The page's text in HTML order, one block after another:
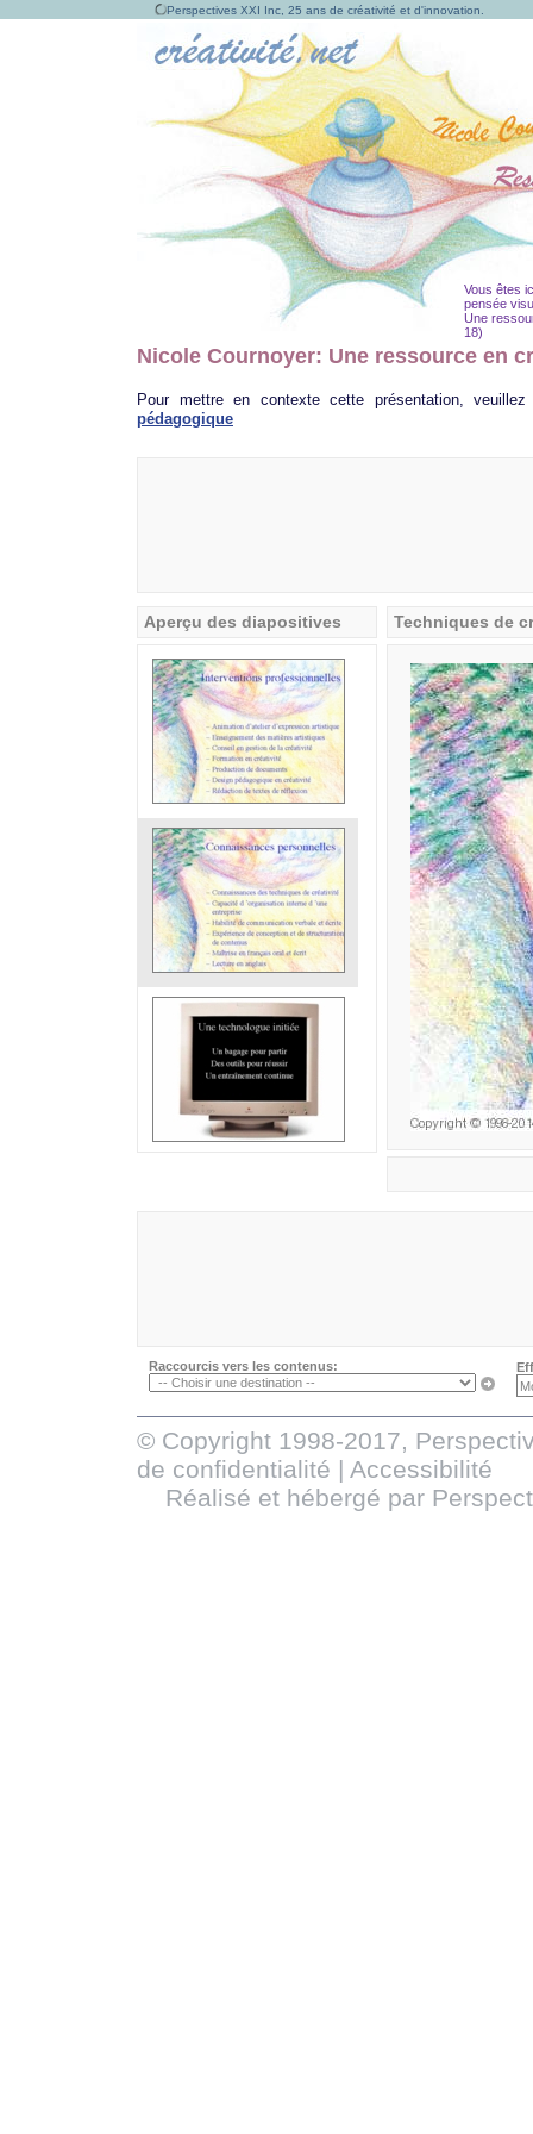
Perspectives XXI Inc, 25 ans de créativité et d'innovation.
Vous êtes
pensée
Une
18)
Nicole Cournoyer: Une ressource en
Pour mettre en contexte cette présentation,
pédagogique
Aperçu des diapositives Techniques de
Raccourcis vers les contenus:
© Copyright 1998-2017,
de confidentialité | Accessibilité
Réalisé et hébergé par